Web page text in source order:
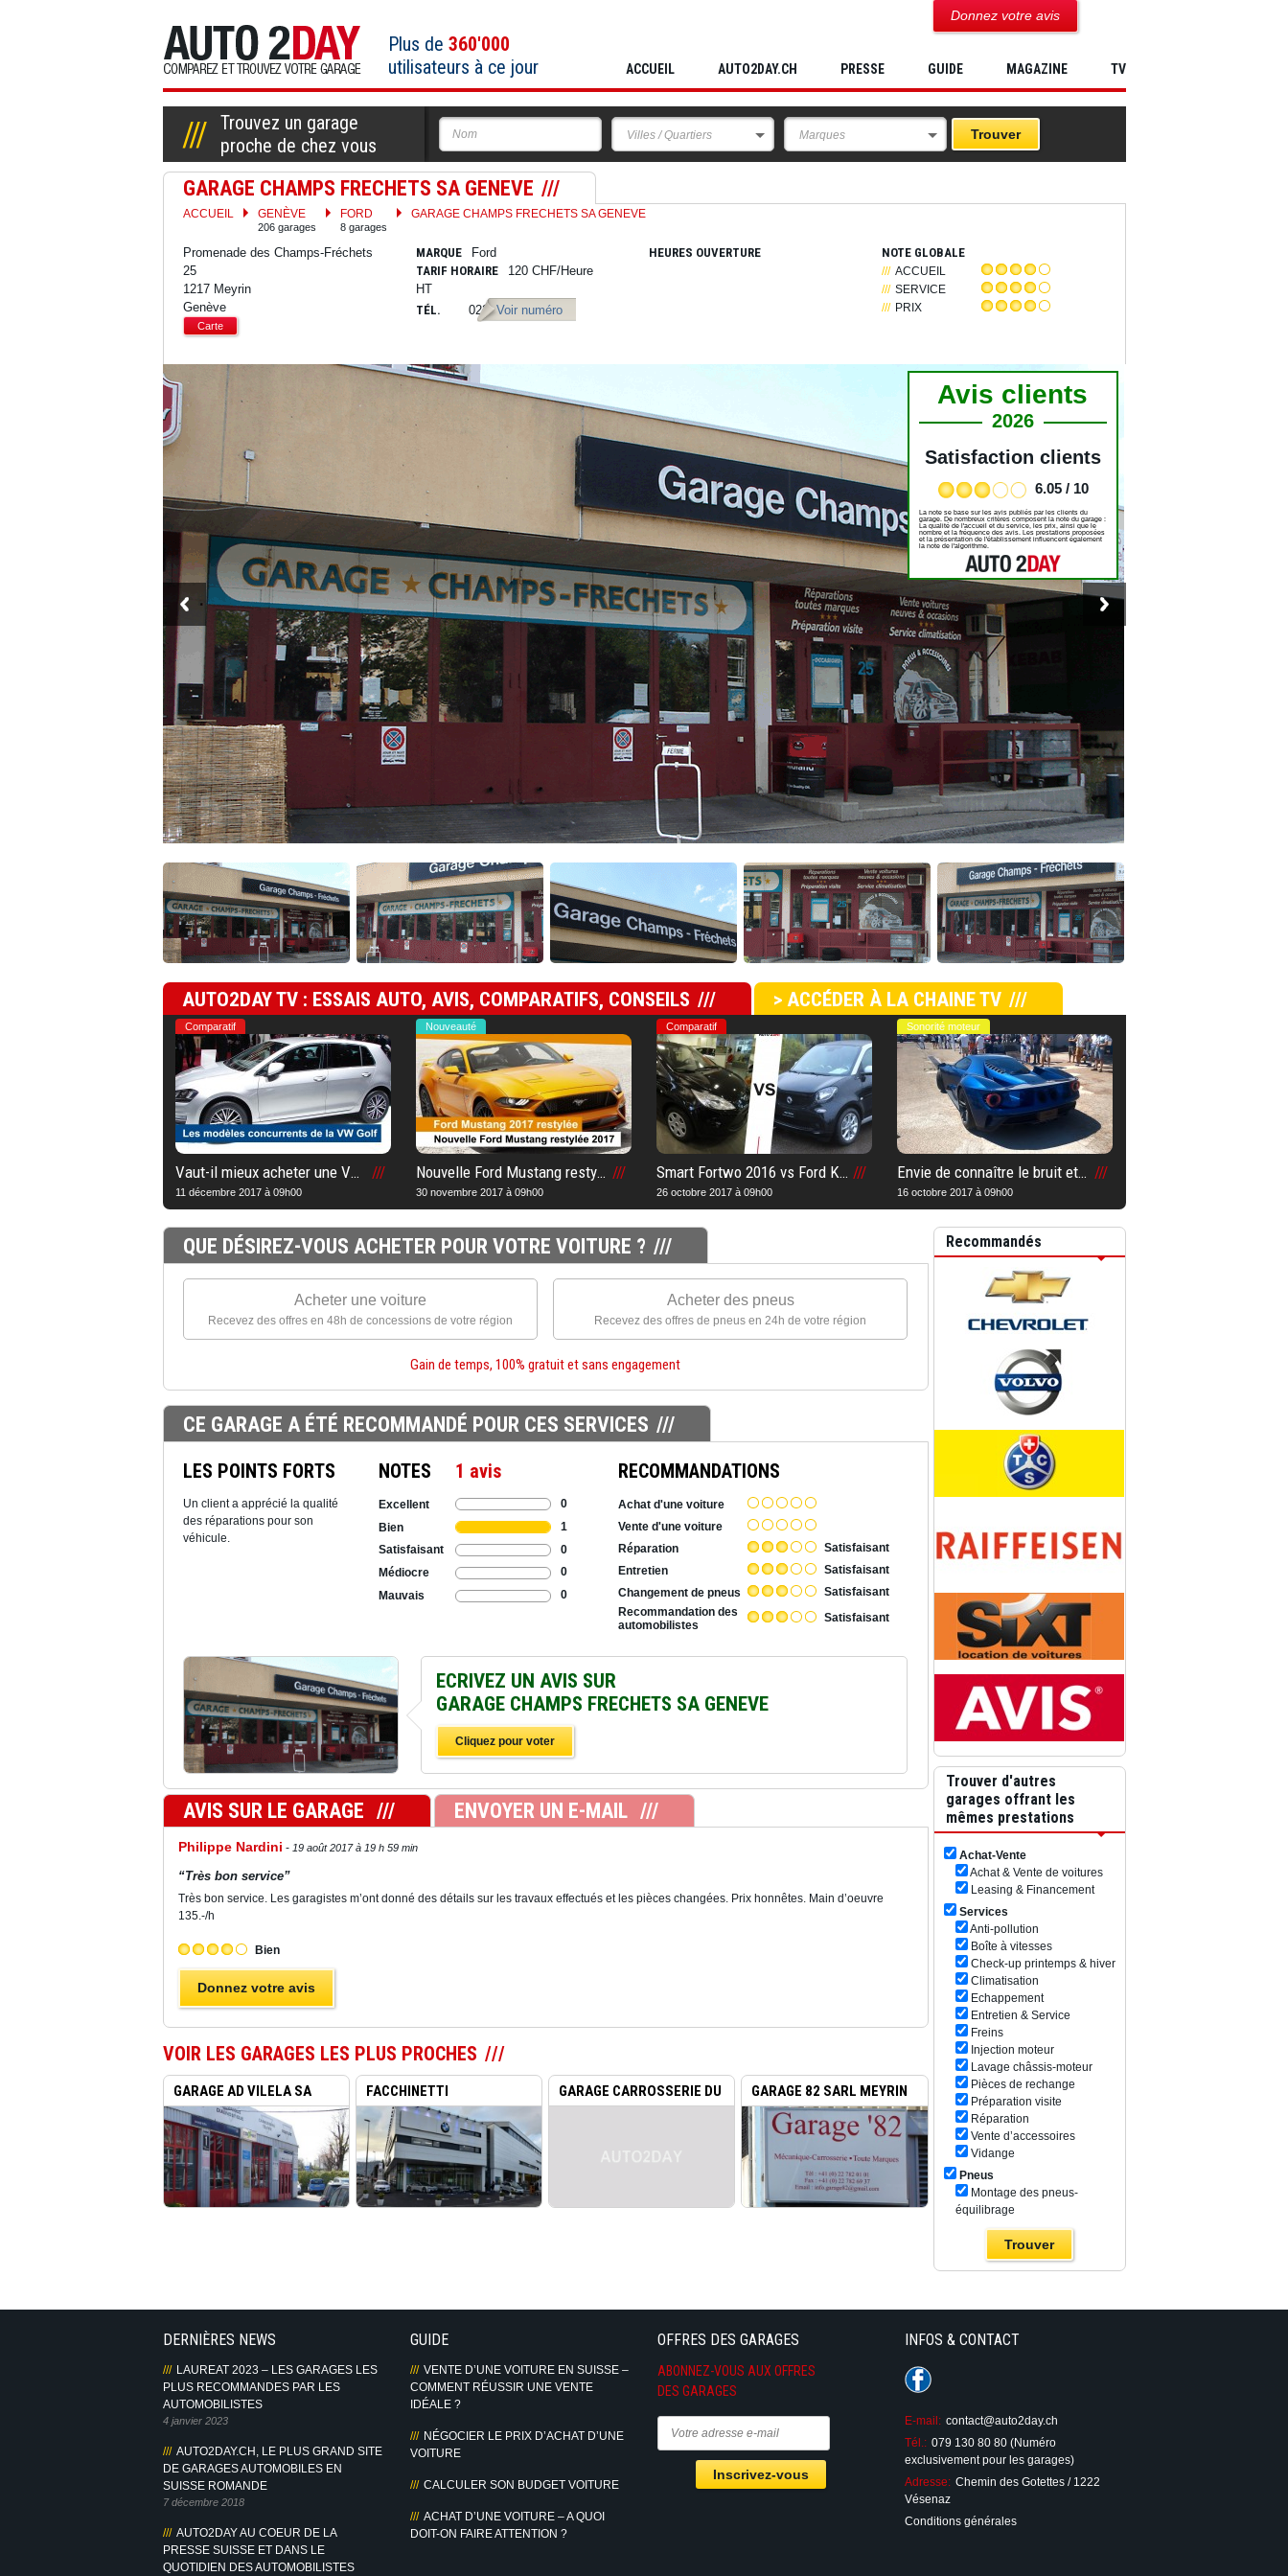
Plus de 360'000
utilisateurs à ce jour
ACCUEIL AUTO2DAY.CH PRESSE GUIDE MAGAZINE TV
Donnez votre avis
Trouvez un garage
proche de chez vous
Villes / Quartiers Marques
GARAGE CHAMPS FRECHETS SA GENEVE
ACCUEIL GENÈVE
206 garages
FORD
8 garages
GARAGE CHAMPS FRECHETS SA GENEVE
Promenade des Champs-Fréchets
25
1217 Meyrin
Genève
Carte
MARQUE
Ford
TARIF HORAIRE
120 CHF/Heure
HT
TÉL.
022 782 33 89
HEURES OUVERTURE NOTE GLOBALE
ACCUEIL
SERVICE
PRIX
Avis clients
2026
Satisfaction clients
6.05 / 10
La note se base sur les avis publiés par les clients du
garage. De nombreux critères composent la note du garage :
La qualité de l'accueil et du service, les prix, ainsi que le
nombre et la fréquence des avis. Les prestations proposées
et la présentation de l'établissement influencent également
la note de l'algorithme.
AUTO2DAY TV : ESSAIS AUTO, AVIS, COMPARATIFS, CONSEILS > ACCÉDER À LA CHAINE TV
Comparatif
Vaut-il mieux acheter une VW Golf ou un modèle concurrent ?
11 décembre 2017 à 09h00
Nouveauté
Nouvelle Ford Mustang restylée 2017 : Découvrez dès maintenant le nouveau design de cette sportive Ford
30 novembre 2017 à 09h00
Comparatif
Smart Fortwo 2016 vs Ford Ka 1.2 2016 : Notre comparatif et notre avis après notre essai sur la meilleure voiture
26 octobre 2017 à 09h00
Sonorité moteur
Envie de connaître le bruit et la sonorité à l’accélération d’une Ford GT 2017 ?
16 octobre 2017 à 09h00
QUE DÉSIREZ-VOUS ACHETER POUR VOTRE VOITURE ?
Acheter une voiture
Recevez des offres en 48h de concessions de votre région
Acheter des pneus
Recevez des offres de pneus en 24h de votre région
Gain de temps, 100% gratuit et sans engagement
CE GARAGE A ÉTÉ RECOMMANDÉ POUR CES SERVICES
LES POINTS FORTS
Un client a apprécié la qualité
des réparations pour son
véhicule.
NOTES 1 avis
Excellent
0
Bien
1
Satisfaisant
0
Médiocre
0
Mauvais
0
RECOMMANDATIONS
Achat d'une voiture
Vente d'une voiture
Réparation
Satisfaisant
Entretien
Satisfaisant
Changement de pneus
Satisfaisant
Recommandation des
automobilistes
Satisfaisant
ECRIVEZ UN AVIS SUR
GARAGE CHAMPS FRECHETS SA GENEVE
Cliquez pour voter
AVIS SUR LE GARAGE ENVOYER UN E-MAIL
Philippe Nardini 19 août 2017 à 19 h 59 min
“Très bon service”
Très bon service. Les garagistes m’ont donné des détails sur les travaux effectués et les pièces changées. Prix honnêtes. Main d’oeuvre
135.-/h
Bien
Donnez votre avis
VOIR LES GARAGES LES PLUS PROCHES
GARAGE AD VILELA SA
MEYRIN...
FACCHINETTI
AUTOMOBILES BM...
GARAGE CARROSSERIE DU
GARAGE 82 SARL MEYRIN
GENE...
Recommandés
Trouver d'autres
garages offrant les
mêmes prestations
Achat-Vente
Achat & Vente de voitures
Leasing & Financement
Services
Anti-pollution
Boîte à vitesses
Check-up printemps & hiver
Climatisation
Echappement
Entretien & Service
Freins
Injection moteur
Lavage châssis-moteur
Pièces de rechange
Préparation visite
Réparation
Vente d’accessoires
Vidange
Pneus
Montage des pneus-
équilibrage
DERNIÈRES NEWS
LAUREAT 2023 – LES GARAGES LES
PLUS RECOMMANDES PAR LES
AUTOMOBILISTES
4 janvier 2023
AUTO2DAY.CH, LE PLUS GRAND SITE
DE GARAGES AUTOMOBILES EN
SUISSE ROMANDE
7 décembre 2018
AUTO2DAY AU COEUR DE LA
PRESSE SUISSE ET DANS LE
QUOTIDIEN DES AUTOMOBILISTES
GUIDE
VENTE D’UNE VOITURE EN SUISSE –
COMMENT RÉUSSIR UNE VENTE
IDÉALE ?
NÉGOCIER LE PRIX D’ACHAT D’UNE
VOITURE
CALCULER SON BUDGET VOITURE
ACHAT D’UNE VOITURE – A QUOI
DOIT-ON FAIRE ATTENTION ?
OFFRES DES GARAGES
ABONNEZ-VOUS AUX OFFRES
DES GARAGES
INFOS & CONTACT
E-mail: contact@auto2day.ch
Tél.: 079 130 80 80 (Numéro
exclusivement pour les garages)
Adresse: Chemin des Gotettes / 1222
Vésenaz
Conditions générales